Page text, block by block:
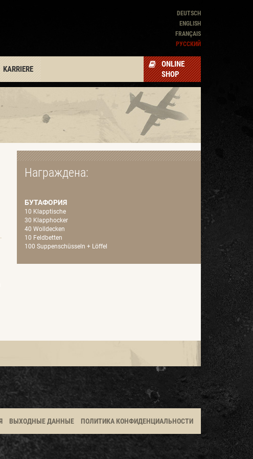
DEUTSCH
ENGLISH
FRANÇAIS
PУССКИЙ
ONLINE
SHOP
KARRIERE
Награждена:
БУТАФОРИЯ
10 Klapptische
30 Klapphocker
40 Wolldecken
10 Feldbetten
100 Suppenschüsseln + Löffel
ВЫХОДНЫЕ ДАННЫЕ ПОЛИТИКА КОНФИДЕНЦИАЛЬНОСТИ